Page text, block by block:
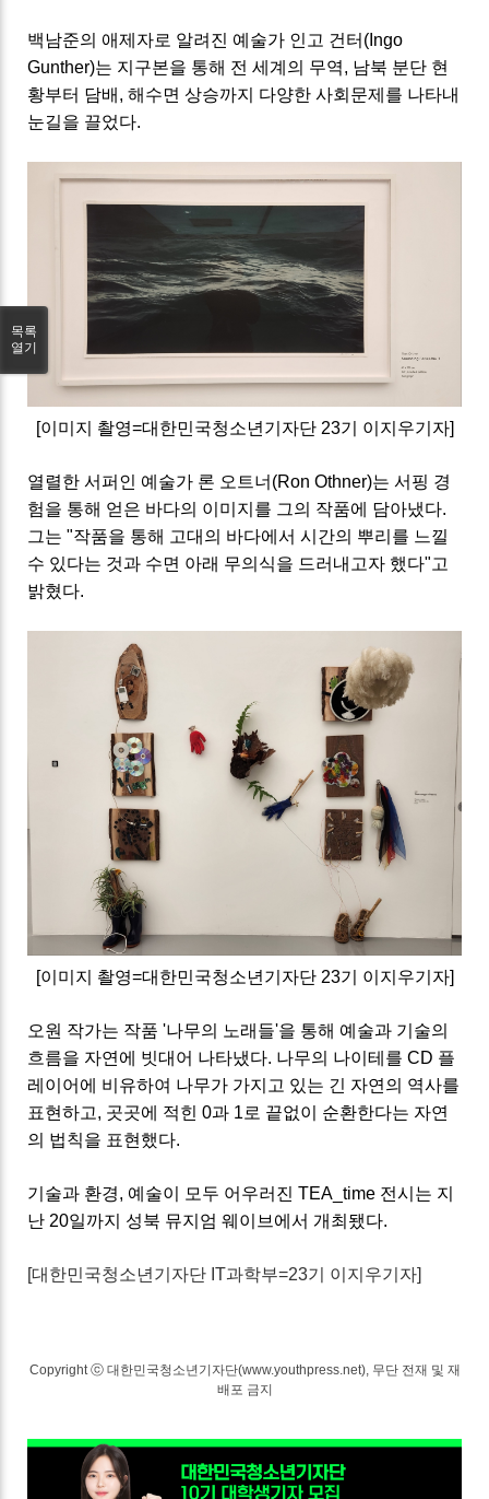
백남준의 애제자로 알려진 예술가 인고 건터(Ingo
Gunther)는 지구본을 통해 전 세계의 무역, 남북 분단 현
황부터 담배, 해수면 상승까지 다양한 사회문제를 나타내
눈길을 끌었다.
[이미지 촬영=대한민국청소년기자단 23기 이지우기자]
열렬한 서퍼인 예술가 론 오트너(Ron Othner)는 서핑 경
험을 통해 얻은 바다의 이미지를 그의 작품에 담아냈다.
그는 "작품을 통해 고대의 바다에서 시간의 뿌리를 느낄
수 있다는 것과 수면 아래 무의식을 드러내고자 했다"고
밝혔다.
[이미지 촬영=대한민국청소년기자단 23기 이지우기자]
오원 작가는 작품 '나무의 노래들'을 통해 예술과 기술의
흐름을 자연에 빗대어 나타냈다. 나무의 나이테를 CD 플
레이어에 비유하여 나무가 가지고 있는 긴 자연의 역사를
표현하고, 곳곳에 적힌 0과 1로 끝없이 순환한다는 자연
의 법칙을 표현했다.
기술과 환경, 예술이 모두 어우러진 TEA_time 전시는 지
난 20일까지 성북 뮤지엄 웨이브에서 개최됐다.
[대한민국청소년기자단 IT과학부=23기 이지우기자]
Copyright ⓒ 대한민국청소년기자단(www.youthpress.net), 무단 전재 및 재
배포 금지
목록
열기